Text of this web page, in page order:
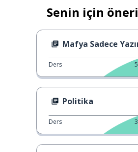
Senin için
Mafya Sadece
Ders
Politika
Ders